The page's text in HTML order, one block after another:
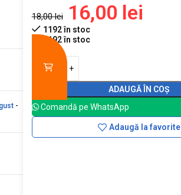
-
18,00lei 16,00 lei
1192 în stoc
1192 în stoc
ADAUGĂ ÎN COȘ
Comandă pe WhatsApp
Adaugă la favorite